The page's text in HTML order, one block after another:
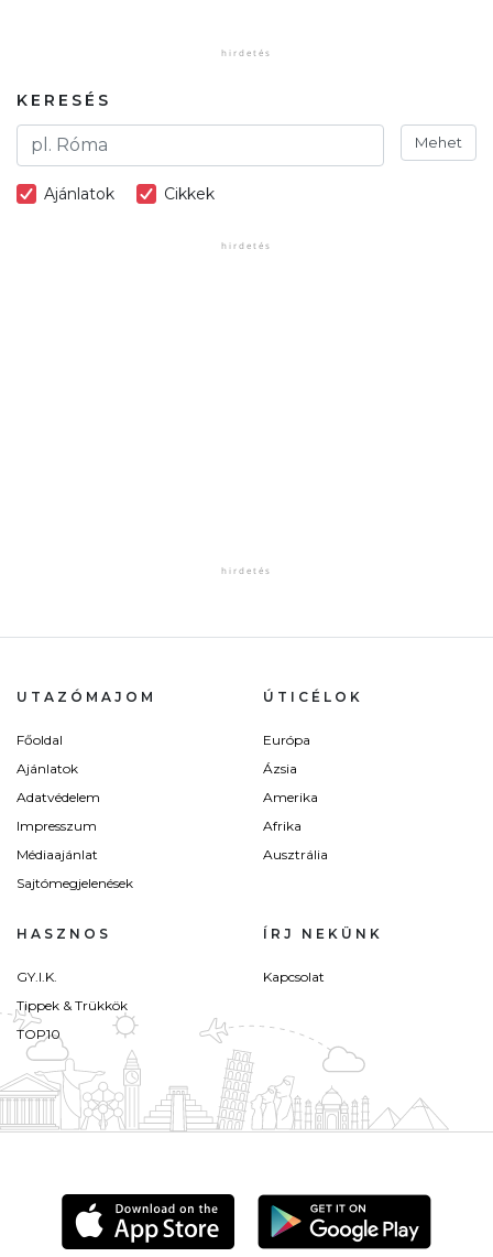
KERESÉS
Mehet
Ajánlatok Cikkek
UTAZÓMAJOM
Főoldal
Ajánlatok
Adatvédelem
Impresszum
Médiaajánlat
Sajtómegjelenések
ÚTICÉLOK
Európa
Ázsia
Amerika
Afrika
Ausztrália
HASZNOS
GY.I.K.
Tippek & Trükkök
TOP10
ÍRJ NEKÜNK
Kapcsolat